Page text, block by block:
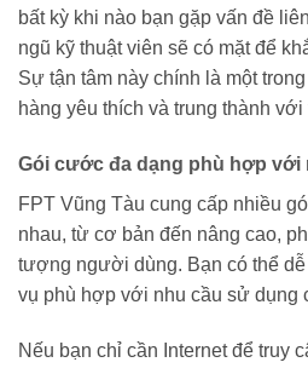
bất kỳ khi nào bạn gặp vấn đề
ngũ kỹ thuật viên sẽ có mặt để
Sự tận tâm này chính là một
hàng yêu thích và trung thành
Gói cước đa dạng phù hợp với
FPT Vũng Tàu cung cấp nhiều
nhau, từ cơ bản đến nâng cao,
tượng người dùng. Bạn có thể
vụ phù hợp với nhu cầu sử dụng
Nếu bạn chỉ cần Internet để truy